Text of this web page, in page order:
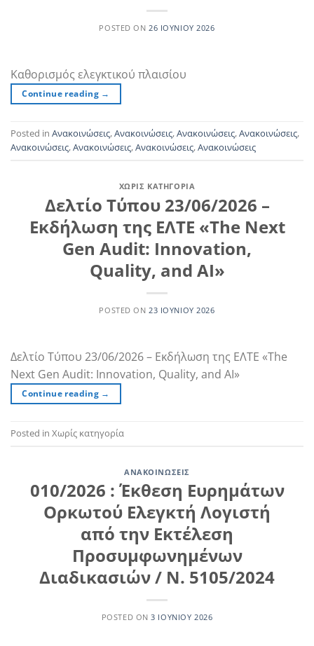
POSTED ON 26 ΙΟΥΝΊΟΥ 2026
Καθορισμός ελεγκτικού πλαισίου
Continue reading →
Posted in Ανακοινώσεις,Ανακοινώσεις,Ανακοινώσεις,Ανακοινώσεις,
Ανακοινώσεις,Ανακοινώσεις,Ανακοινώσεις,Ανακοινώσεις
ΧΩΡΊΣ ΚΑΤΗΓΟΡΊΑ
Δελτίο Τύπου 23/06/2026 –
Εκδήλωση της ΕΛΤΕ «The Next
Gen Audit: Innovation,
Quality, and AI»
POSTED ON 23 ΙΟΥΝΊΟΥ 2026
Δελτίο Τύπου 23/06/2026 – Εκδήλωση της ΕΛΤΕ «The
Next Gen Audit: Innovation, Quality, and AI»
Continue reading →
Posted in Χωρίς κατηγορία
ΑΝΑΚΟΙΝΏΣΕΙΣ
010/2026 : Έκθεση Ευρημάτων
Ορκωτού Ελεγκτή Λογιστή
από την Εκτέλεση
Προσυμφωνημένων
Διαδικασιών / Ν. 5105/2024
POSTED ON3 ΙΟΥΝΊΟΥ 2026